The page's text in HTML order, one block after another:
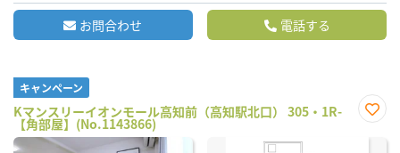
お問合わせ 電話する
キャンペーン
Kマンスリーイオンモール高知前（高知駅北口） 305・1R-
【角部屋】(No.1143866)
に入